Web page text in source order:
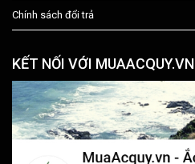
Chính sách đổi trả
KẾT NỐI VỚI MUAACQUY.VN